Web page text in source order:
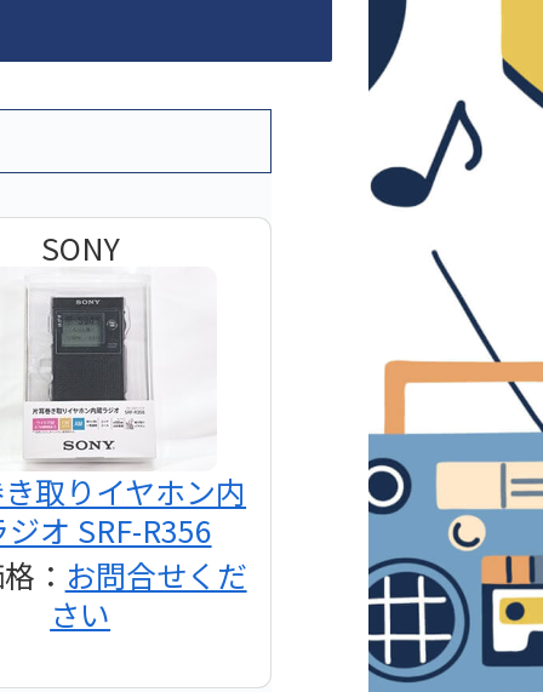
SONY
取りイヤホン内
オ SRF-R356
： お問合せくだ
さい